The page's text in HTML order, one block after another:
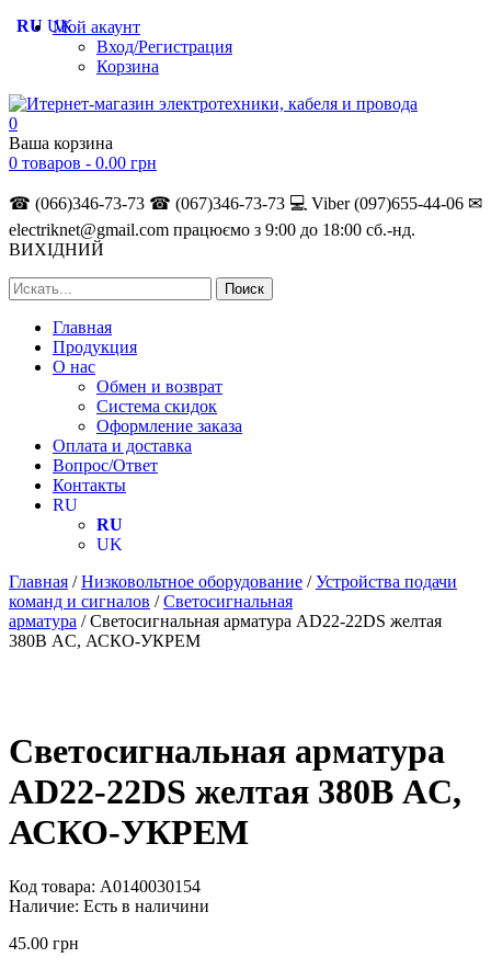
Мой акаунт
Вход/Регистрация
Корзина
0
Ваша корзина
0 товаров - 0.00 грн
☎ (066)346-73-73 ☎ (067)346-73-73 💻 Viber (097)655-44-06 ✉
electriknet@gmail.com працюємо з 9:00 до 18:00 сб.-нд.
ВИХІДНИЙ
Главная
Продукция
О нас
Обмен и возврат
Система скидок
Оформление заказа
Оплата и доставка
Вопрос/Ответ
Контакты
RU
RU
UK
Главная /Низковольтное оборудование /Устройства подачи
команд и сигналов /Светосигнальная
арматура / Светосигнальная арматура AD22-22DS желтая
380В АC, АСКО-УКРЕМ
Светосигнальная арматура
AD22-22DS желтая 380В АC,
АСКО-УКРЕМ
Код товара: A0140030154
Наличие: Есть в наличини
45.00 грн
RU UK